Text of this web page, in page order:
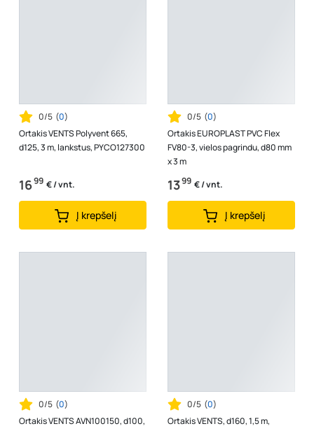
0/5 (0)
Ortakis VENTS Polyvent 665,
d125, 3 m, lankstus, PYCO127300
1699 € / vnt.
Į krepšelį
0/5 (0)
Ortakis EUROPLAST PVC Flex
FV80-3, vielos pagrindu, d80 mm
x 3 m
1399 € / vnt.
Į krepšelį
0/5 (0)
Ortakis VENTS AVN100150, d100,
0/5 (0)
Ortakis VENTS, d160, 1,5 m,